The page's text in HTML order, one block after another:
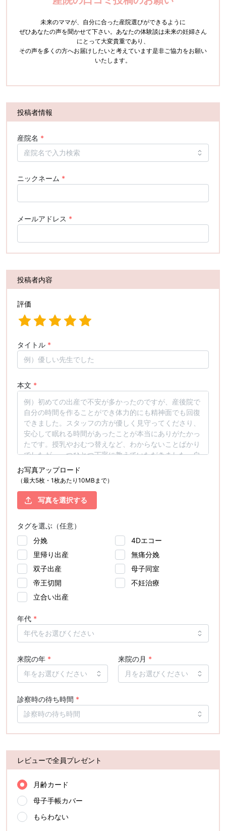
未来のママが、自分に合った産院選びができるように
ぜひあなたの声を聞かせて下さい。 あなたの体験談は未来の妊婦さん
にとって大変貴重であり、
その声を多くの方へお届けしたいと考えています是非ご協力をお願い
いたします。
投稿者情報
産院名 *
ニックネーム *
メールアドレス *
投稿者内容
評価
タイトル *
本文 *
お写真アップロード
（最大5枚・1枚あたり10MBまで）
写真を選択する
タグを選ぶ（任意）
分娩
4Dエコー
里帰り出産
無痛分娩
双子出産
母子同室
帝王切開
不妊治療
立合い出産
年代 *
来院の年 * 来院の月 *
診察時の待ち時間 *
レビューで全員プレゼント
月齢カード
母子手帳カバー
もらわない